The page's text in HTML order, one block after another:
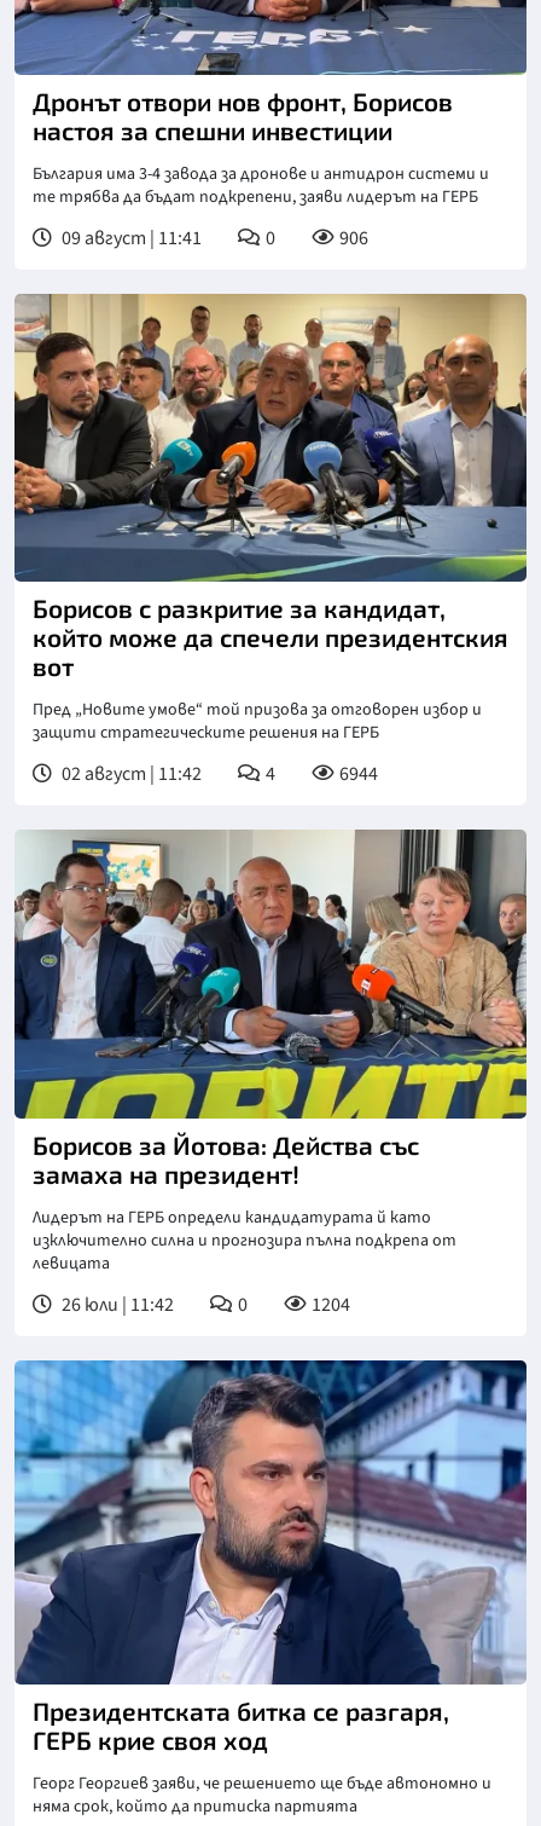
Дронът отвори нов фронт, Борисов
настоя за спешни инвестиции
България има 3-4 завода за дронове и антидрон системи и
те трябва да бъдат подкрепени, заяви лидерът на ГЕРБ
09 август | 11:41 0 906
Борисов с разкритие за кандидат,
който може да спечели президентския
вот
Пред „Новите умове“ той призова за отговорен избор и
защити стратегическите решения на ГЕРБ
02 август | 11:42 4 6944
Борисов за Йотова: Действа със
замаха на президент!
Лидерът на ГЕРБ определи кандидатурата й като
изключително силна и прогнозира пълна подкрепа от
левицата
26 юли | 11:42 0 1204
Президентската битка се разгаря,
ГЕРБ крие своя ход
Георг Георгиев заяви, че решението ще бъде автономно и
няма срок, който да притиска партията